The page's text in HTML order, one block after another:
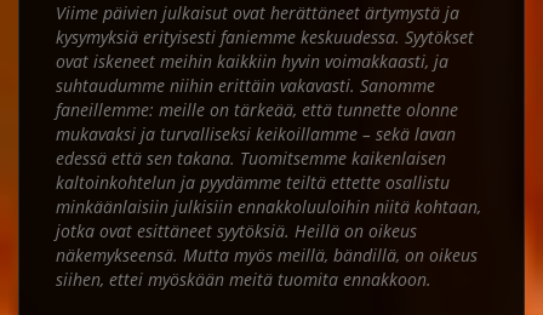
Viime päivien julkaisut ovat herättäneet ärtymystä ja
kysymyksiä erityisesti faniemme keskuudessa. Syytökset
ovat iskeneet meihin kaikkiin hyvin voimakkaasti, ja
suhtaudumme niihin erittäin vakavasti. Sanomme
faneillemme: meille on tärkeää, että tunnette olonne
mukavaksi ja turvalliseksi keikoillamme – sekä lavan
edessä että sen takana. Tuomitsemme kaikenlaisen
kaltoinkohtelun ja pyydämme teiltä ettette osallistu
minkäänlaisiin julkisiin ennakkoluuloihin niitä kohtaan,
jotka ovat esittäneet syytöksiä. Heillä on oikeus
näkemykseensä. Mutta myös meillä, bändillä, on oikeus
siihen, ettei myöskään meitä tuomita ennakkoon.